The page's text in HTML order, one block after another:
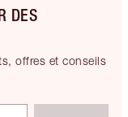
DES
offres et conseils